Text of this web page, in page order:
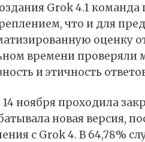
Grok 4.1
что и для
оценку
времени проверяли
и этичность
14 ноября проходила
новая версия,
с Grok 4. В 64,78%